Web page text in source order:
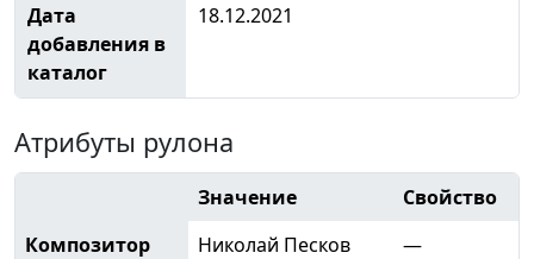
Дата
добавления в
каталог
18.12.2021
Атрибуты рулона
Значение
Свойство
Композитор
Николай Песков
—